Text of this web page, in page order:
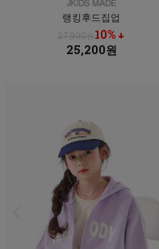
랭킹후드집업
27,900원10% ↓
25,200원